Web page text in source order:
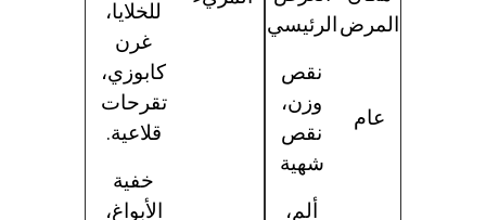
المرض الرئيسي
عام
نقص
وزن،
نقص
شهية
ألم،
للخلايا،
غرن
كابوزي،
تقرحات
قلاعية.
خفية
الأبواغ،